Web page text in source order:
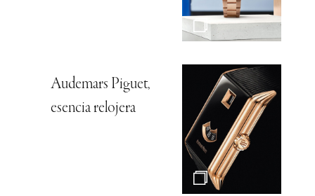
Audemars Piguet,
esencia relojera